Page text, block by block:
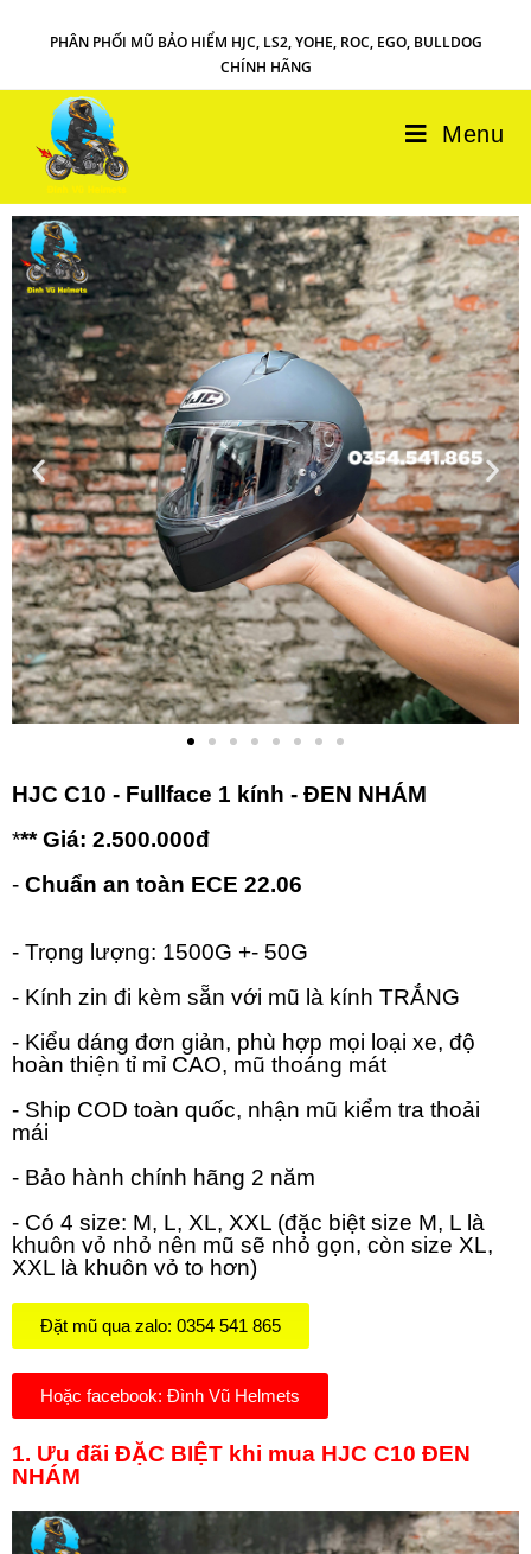
PHÂN PHỐI MŨ BẢO HIỂM HJC, LS2, YOHE, ROC, EGO, BULLDOG
CHÍNH HÃNG
Menu
HJC C10 - Fullface 1 kính - ĐEN NHÁM
*** Giá: 2.500.000đ
- Chuẩn an toàn ECE 22.06
- Trọng lượng: 1500G +- 50G
- Kính zin đi kèm sẵn với mũ là kính TRẮNG
- Kiểu dáng đơn giản, phù hợp mọi loại xe, độ
hoàn thiện tỉ mỉ CAO, mũ thoáng mát
- Ship COD toàn quốc, nhận mũ kiểm tra thoải
mái
- Bảo hành chính hãng 2 năm
- Có 4 size: M, L, XL, XXL (đặc biệt size M, L là
khuôn vỏ nhỏ nên mũ sẽ nhỏ gọn, còn size XL,
XXL là khuôn vỏ to hơn)
Đặt mũ qua zalo: 0354 541 865
Hoặc facebook: Đình Vũ Helmets
1. Ưu đãi ĐẶC BIỆT khi mua HJC C10 ĐEN
NHÁM